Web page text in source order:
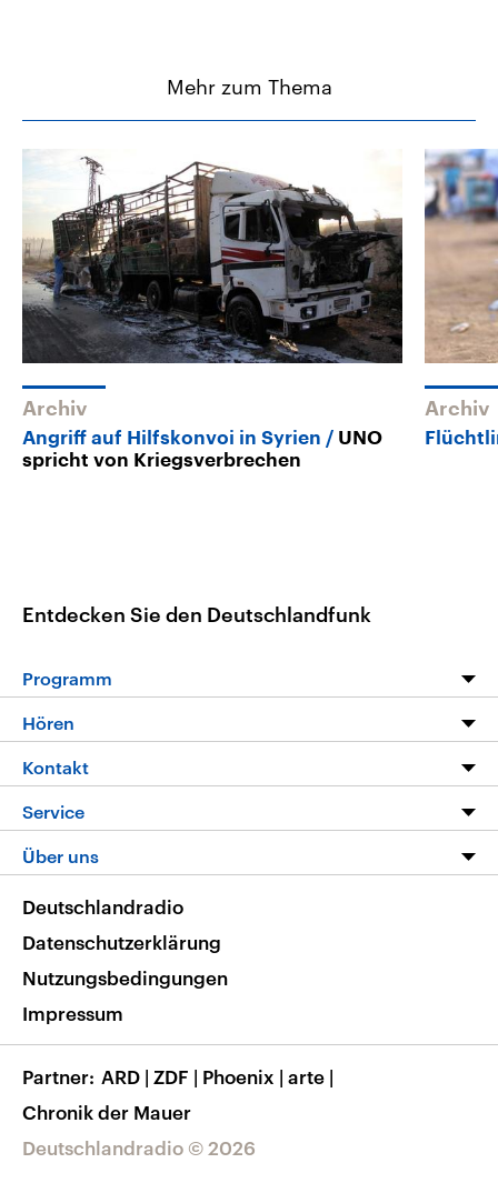
Mehr zum Thema
Archiv
Angriff auf Hilfskonvoi in Syrien
UNO
spricht von Kriegsverbrechen
Archiv
Entdecken Sie den Deutschlandfunk
Programm
Programm
Die Nachrichten
Nachrichtenleicht
Neue Beiträge auf dlf.de
Hören
Livestream
Podcasts
Deutschlandfunk App
Nachrichten App
Frequenzen
Kontakt
Hörerservice
Service
FAQ
Veranstaltungen
Musikliste
RSS
Über uns
Barrierefreiheit
Deutschlandradio © 2026
Deutschlandradio
Datenschutzerklärung
Nutzungsbedingungen
Impressum
Partner ARD | ZDF | Phoenix | arte |
Chronik der Mauer